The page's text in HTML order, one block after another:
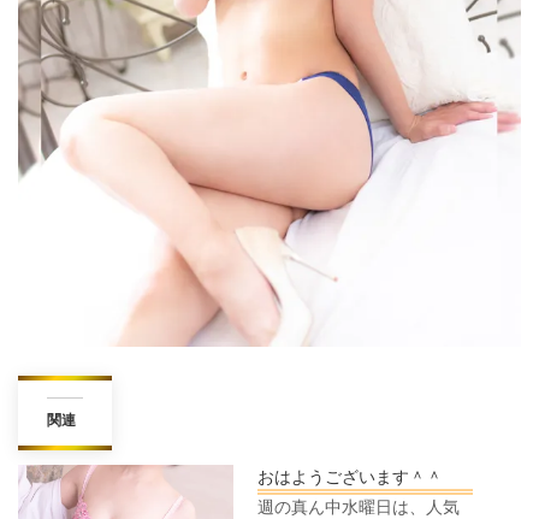
関連
おはようございます＾＾
週の真ん中水曜日は、人気